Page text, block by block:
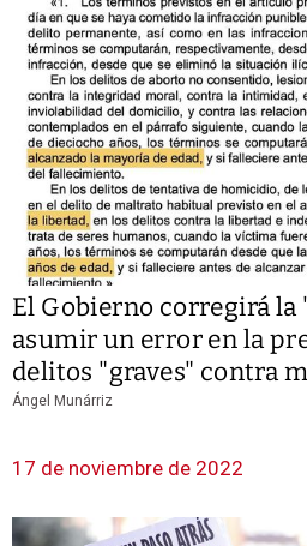
El Gobierno corregirá la
asumir un error en la
delitos "graves" contra
Ángel Munárriz
17 de noviembre de 2022